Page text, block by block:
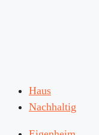
Haus
Nachhaltig